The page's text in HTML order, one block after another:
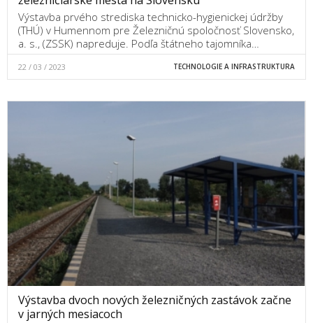
Výstavba prvého strediska technicko-hygienickej údržby
(THÚ) v Humennom pre Železničnú spoločnosť Slovensko,
a. s., (ZSSK) napreduje. Podľa štátneho tajomníka…
22 / 03 / 2023 TECHNOLOGIE A INFRASTRUKTURA
Výstavba dvoch nových železničných zastávok začne
v jarných mesiacoch